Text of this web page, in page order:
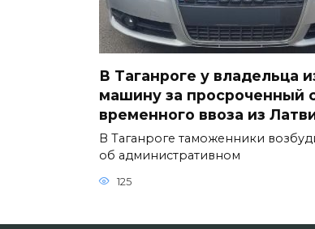
В Таганроге у владельца
машину за просроченный
временного ввоза из
В Таганроге таможенники
об административном
125